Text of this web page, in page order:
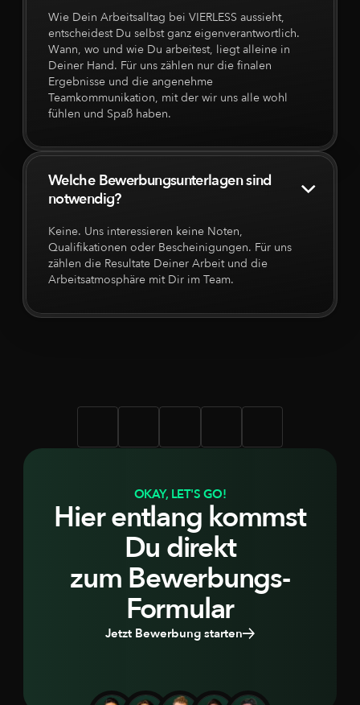
Wie Dein Arbeitsalltag bei VIERLESS aussieht,
entscheidest Du selbst ganz eigenverantwortlich.
Wann, wo und wie Du arbeitest, liegt alleine in
Deiner Hand. Für uns zählen nur die finalen
Ergebnisse und die angenehme
Teamkommunikation, mit der wir uns alle wohl
fühlen und Spaß haben.
Welche Bewerbungsunterlagen sind
notwendig?
Keine. Uns interessieren keine Noten,
Qualifikationen oder Bescheinigungen. Für uns
zählen die Resultate Deiner Arbeit und die
Arbeitsatmosphäre mit Dir im Team.
OKAY, LET'S GO!
Hier entlang kommst
Du direkt
zum Bewerbungs-
Formular
Jetzt Bewerbung starten